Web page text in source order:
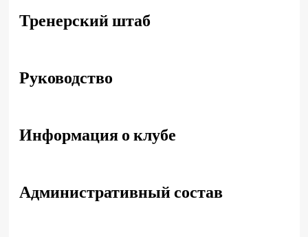
Тренерский штаб
Руководство
Информация о клубе
Административный состав